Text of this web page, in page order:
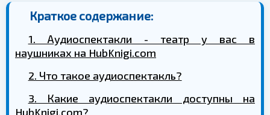
Краткое содержание:
1. Аудиоспектакли - театр у вас в
наушниках на HubKnigi.com
2. Что такое аудиоспектакль?
3. Какие аудиоспектакли доступны на
HubKnigi.com?